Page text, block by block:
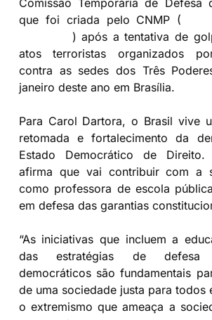
que foi criada pelo CNMP (
) após a tentativa de
atos terroristas organizados
contra as sedes dos Três
janeiro deste ano em Brasília.
Para Carol Dartora, o Brasil vive
retomada e fortalecimento da
Estado Democrático de Direito.
afirma que vai contribuir com a
como professora de escola
em defesa das garantias
“As iniciativas que incluem a
das estratégias de defesa
democráticos são fundamentais
de uma sociedade justa para todos
o extremismo que ameaça a